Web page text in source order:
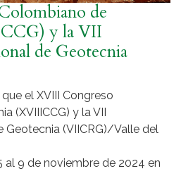
de
y la VII
de Geotecnia
el XVIII Congreso
(XVIIICCG) y la VII
Geotecnia (VIICRG)/Valle del
al 9 de noviembre de 2024 en